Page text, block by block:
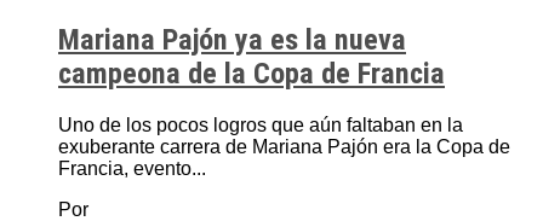
Mariana Pajón ya es la nueva
campeona de la Copa de Francia
Uno de los pocos logros que aún faltaban en la
exuberante carrera de Mariana Pajón era la Copa de
Francia, evento...
Por